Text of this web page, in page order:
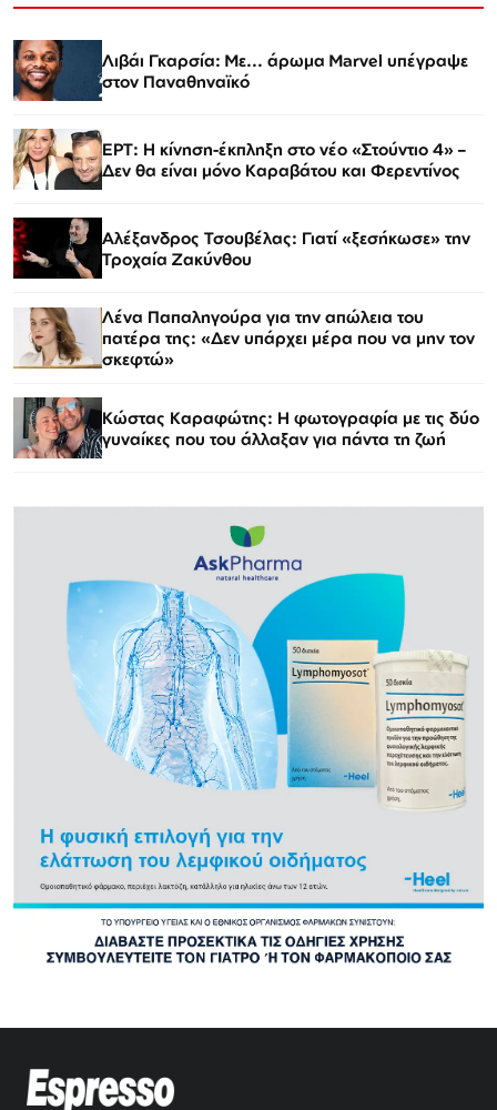
Λιβάι Γκαρσία: Με... άρωμα Marvel υπέγραψε
στον Παναθηναϊκό
ΕΡΤ: Η κίνηση-έκπληξη στο νέο «Στούντιο 4» –
Δεν θα είναι μόνο Καραβάτου και Φερεντίνος
Αλέξανδρος Τσουβέλας: Γιατί «ξεσήκωσε» την
Τροχαία Ζακύνθου
Λένα Παπαληγούρα για την απώλεια του
πατέρα της: «Δεν υπάρχει μέρα που να μην τον
σκεφτώ»
Κώστας Καραφώτης: Η φωτογραφία με τις δύο
γυναίκες που του άλλαξαν για πάντα τη ζωή